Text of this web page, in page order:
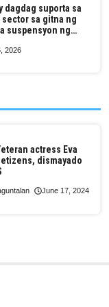
dagdag suporta sa
sa gitna ng
suspensyon ng
2026
actress Eva
dismayado
June 17, 2024